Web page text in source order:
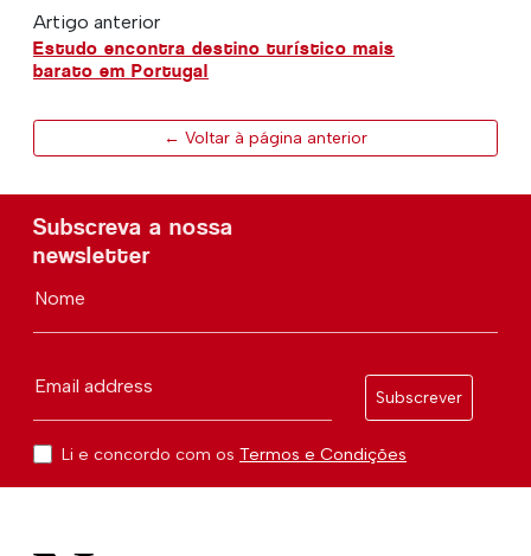
Artigo anterior
Estudo encontra destino turístico mais
barato em Portugal
← Voltar à página anterior
Subscreva a nossa
newsletter
Nome
Email address
Subscrever
Li e concordo com os Termos e Condições